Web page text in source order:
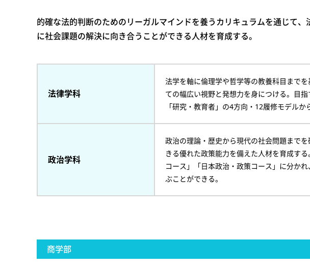
的確な法的判断のためのリーガルマインドを養うカリキュラムを通じて
に社会課題の解決に向き合うことができる人材を育成する。
法律学科
法学を軸に倫理学や哲学等の教養科目まで
ての幅広い視野と発想力を身につける。目
「研究・教育者」の4方向・12履修モデルか
政治学科
政治の理論・歴史から現代の社会問題まで
きる優れた政策能力を備えた人材を育成す
コース」「日本政治・政策コース」に分か
ぶことができる。
商学部